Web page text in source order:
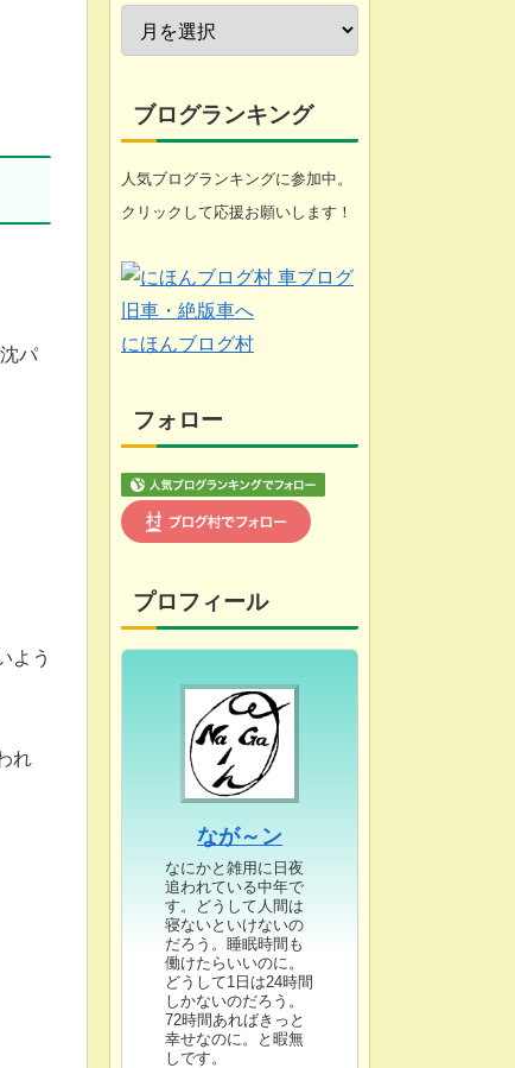
パ
よう
れ
自転車修理
家庭菜園
ブログ
悩み
化石 (gooのスマホ)
ブログランキング
人気ブログランキングに参加中。
クリックして応援お願いします！
にほんブログ村
フォロー
プロフィール
なが～ン
なにかと雑用に日夜
追われている中年で
す。どうして人間は
寝ないといけないの
だろう。睡眠時間も
働けたらいいのに。
どうして1日は24時間
しかないのだろう。
72時間あればきっと
幸せなのに。と暇無
しです。